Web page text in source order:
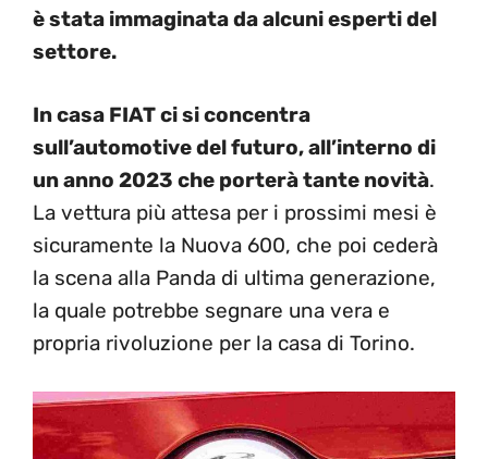
è stata immaginata da alcuni esperti del
settore.
In casa FIAT ci si concentra
sull’automotive del futuro, all’interno di
un anno 2023 che porterà tante novità.
La vettura più attesa per i prossimi mesi è
sicuramente la Nuova 600, che poi cederà
la scena alla Panda di ultima generazione,
la quale potrebbe segnare una vera e
propria rivoluzione per la casa di Torino.